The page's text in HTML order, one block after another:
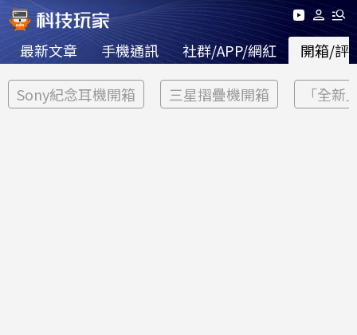
最新文章 手機通訊 社群/APP/網紅 開箱/評
Sony紀念耳機開箱 三星摺疊機開箱 「全新